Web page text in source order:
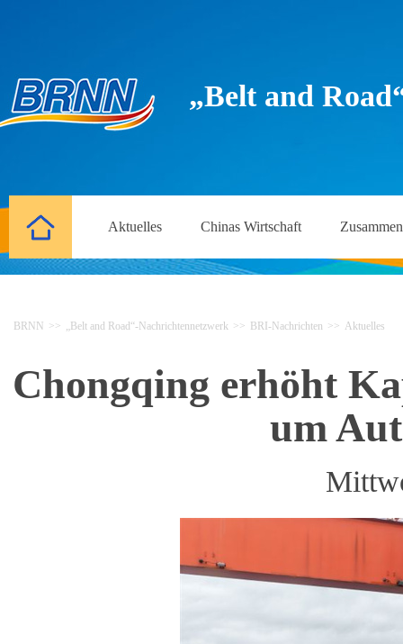
„Belt and
Aktuelles Chinas Wirtschaft
BRNN >> „Belt and Road“-Nachrichtennetzwerk >> BRI-Nachrichten >> Aktuelles
Chongqing erhöht
um